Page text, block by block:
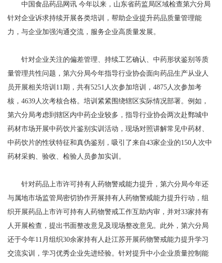
中国食品药品网讯 今年以来，山东省药监局区域检查第六分局
针对企业诉求持续开展各类培训，帮助企业提升药品质量管理能
力，与企业加强沟通交流，服务企业高质量发展。
针对企业关注的偏差管理、持续工艺确认、中药形状鉴别等质
量管理共性问题，第六分局今年指导行业协会面向药品生产从业人
员开展相关培训11期，共有5251人次参加培训，4875人次参加考
核，4639人次考核合格。培训紧紧围绕辖区实际情况部署。例如，
第六分局考虑到辖区内中药企业较多，指导行业协会两次赴鄄城中
药材市场开展中药饮片鉴别实训活动，现场对照讲解常见中药材、
中药饮片的性状特征和真伪鉴别，吸引了来自43家企业的150人次中
药材采购、验收、检验人员参加实训。
针对药品上市许可持有人药物警戒能力提升，第六分局今年还
与属地市场监管局密切协作开展持有人药物警戒能力提升行动，组
织开展药品上市许可持有人药物警戒工作互助内审，并对33家持有
人开展检查，提出书面整改意见及现场整改意见。此外，第六分局
还于今年11月组织30余家持有人赴江苏开展药物警戒能力提升学习
交流实训，学习优秀企业先进经验。针对提升中小企业质量控制能